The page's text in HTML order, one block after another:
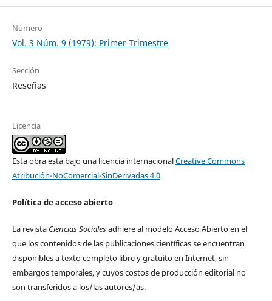
Número
Vol. 3 Núm. 9 (1979): Primer Trimestre
Sección
Reseñas
Licencia
Esta obra está bajo una licencia internacionalCreative Commons
Atribución-NoComercial-SinDerivadas 4.0.
Política de acceso abierto
La revista Ciencias Socialesadhiere al modelo Acceso Abierto en el
que los contenidos de las publicaciones científicas se encuentran
disponibles a texto completo libre y gratuito en Internet, sin
embargos temporales, y cuyos costos de producción editorial no
son transferidos a los/las autores/as.